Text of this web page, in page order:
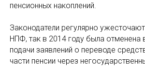
пенсионных накоплений.
Законодатели регулярно
НПФ, так в 2014 году была
подачи заявлений о переводе
части пенсии через